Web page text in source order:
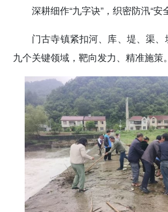
深耕细作“九字诀”，织密防汛“安
门古寺镇紧扣河、库、堤、渠
九个关键领域，靶向发力、精准施策。